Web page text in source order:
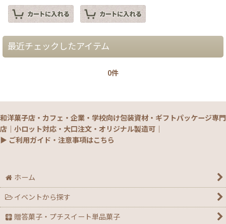
最近チェックしたアイテム
0件
和洋菓子店・カフェ・企業・学校向け包装資材・ギフトパッケージ専門
店｜小ロット対応・大口注文・オリジナル製造可｜
▶ ご利用ガイド・注意事項はこちら
ホーム
イベントから探す
贈答菓子・プチスイート単品菓子